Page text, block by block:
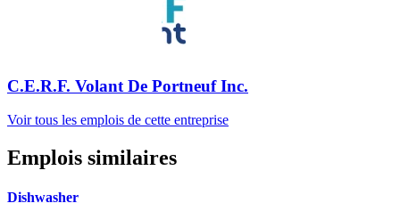
C.E.R.F. Volant De Portneuf Inc.
Voir tous les emplois de cette entreprise
Emplois similaires
Dishwasher